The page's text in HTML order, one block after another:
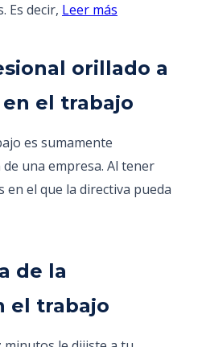
Es decir, Leer más
orillado a
el trabajo
es sumamente
una empresa. Al tener
en el que la directiva pueda
de la
el trabajo